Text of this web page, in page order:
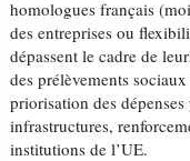
homologues français
des entreprises ou
dépassent le cadre de
des prélèvements
priorisation des
infrastructures,
institutions de l’UE.